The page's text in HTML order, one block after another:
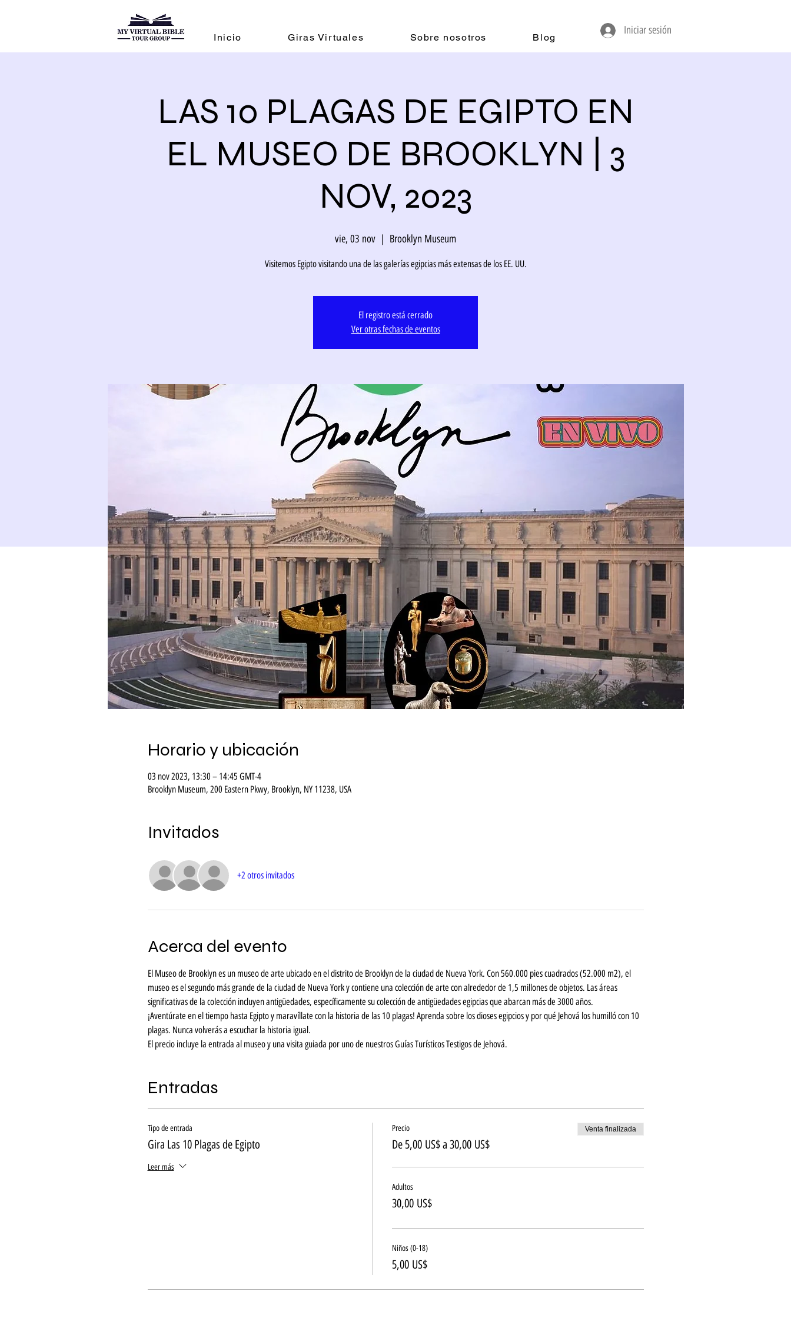
Inicio Giras Virtuales Sobre nosotros Blog
Iniciar sesión
LAS 10 PLAGAS DE EGIPTO EN
EL MUSEO DE BROOKLYN | 3
NOV, 2023
vie, 03 nov
  |
Brooklyn Museum
Visitemos Egipto visitando una de las galerías egipcias más extensas de los EE. UU.
El registro está cerrado
Ver otras fechas de eventos
Horario y ubicación
03 nov 2023, 13:30 – 14:45 GMT-4
Brooklyn Museum, 200 Eastern Pkwy, Brooklyn, NY 11238, USA
Invitados
+2 otros invitados
Acerca del evento
El Museo de Brooklyn es un museo de arte ubicado en el distrito de Brooklyn de la ciudad de Nueva York. Con 560.000 pies cuadrados (52.000 m2), el
museo es el segundo más grande de la ciudad de Nueva York y contiene una colección de arte con alrededor de 1,5 millones de objetos. Las áreas
significativas de la colección incluyen antigüedades, específicamente su colección de antigüedades egipcias que abarcan más de 3000 años.
¡Aventúrate en el tiempo hasta Egipto y maravíllate con la historia de las 10 plagas! Aprenda sobre los dioses egipcios y por qué Jehová los humilló con 10
plagas. Nunca volverás a escuchar la historia igual.
El precio incluye la entrada al museo y una visita guiada por uno de nuestros Guías Turísticos Testigos de Jehová.
Entradas
Tipo de entrada
Gira Las 10 Plagas de Egipto
Leer más
Precio
De 5,00 US$ a 30,00 US$
Venta finalizada
Adultos
30,00 US$
Niños (0-18)
5,00 US$